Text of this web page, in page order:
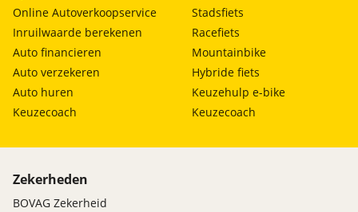
Online Autoverkoopservice
Inruilwaarde berekenen
Auto financieren
Auto verzekeren
Auto huren
Keuzecoach
Stadsfiets
Racefiets
Mountainbike
Hybride fiets
Keuzehulp e-bike
Keuzecoach
Zekerheden
BOVAG Zekerheid